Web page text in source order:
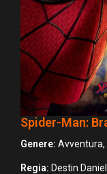
Spider-Man:
Genere: Avventura,
Regia: Destin